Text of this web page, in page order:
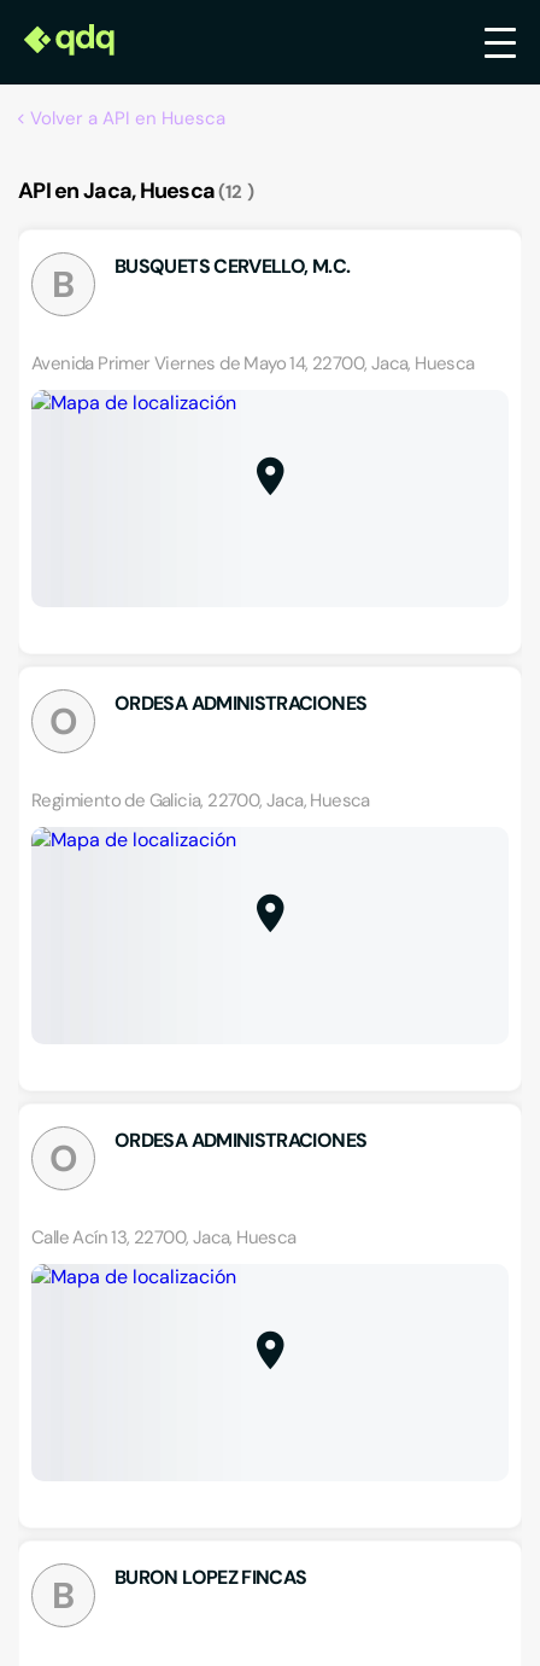
Volver a API en Huesca
API en Jaca, Huesca 12
B BUSQUETS CERVELLO, M.C.
Avenida Primer Viernes de Mayo 14, 22700, Jaca, Huesca
O ORDESA ADMINISTRACIONES
Regimiento de Galicia, 22700, Jaca, Huesca
O ORDESA ADMINISTRACIONES
Calle Acín 13, 22700, Jaca, Huesca
B BURON LOPEZ FINCAS